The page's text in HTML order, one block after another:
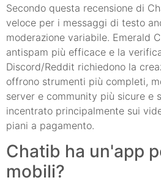
Secondo questa recensione di
veloce per i messaggi di testo
moderazione variabile. Emerald
antispam più efficace e la
Discord/Reddit richiedono la
offrono strumenti più completi,
server e community più sicure e
incentrato principalmente sui
piani a pagamento.
Chatib ha un'app
mobili?